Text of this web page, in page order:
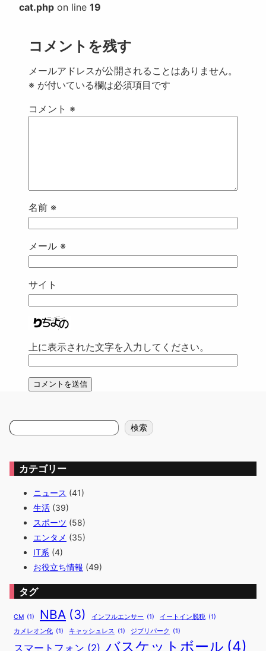
cat.php on line 19
コメントを残す
メールアドレスが公開されることはありません。
※ が付いている欄は必須項目です
コメント ※
名前 ※
メール ※
サイト
上に表示された文字を入力してください。
検
索
検索
カテゴリー
ニュース (41)
生活 (39)
スポーツ (58)
エンタメ (35)
IT系 (4)
お役立ち情報 (49)
タグ
CM (1) NBA (3) インフルエンサー (1) イートイン脱税 (1)
カメレオン化 (1) キャッシュレス (1) ジブリパーク (1)
スマートフォン (2) バスケットボール (4)